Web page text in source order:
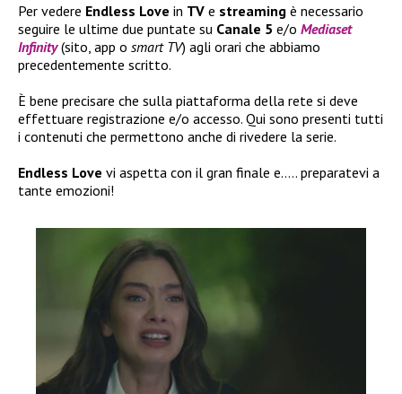
Per vedere Endless Love in TV e streaming è necessario
seguire le ultime due puntate su Canale 5 e/o Mediaset
Infinity(sito, app o smart TV) agli orari che abbiamo
precedentemente scritto.
È bene precisare che sulla piattaforma della rete si deve
effettuare registrazione e/o accesso. Qui sono presenti tutti
i contenuti che permettono anche di rivedere la serie.
Endless Love vi aspetta con il gran finale e….. preparatevi a
tante emozioni!